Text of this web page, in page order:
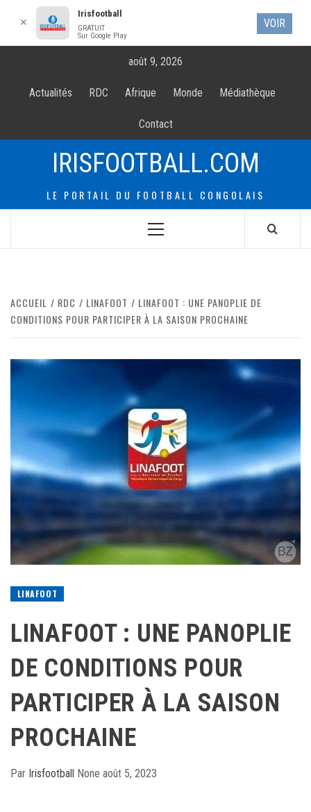
contenur
août 9, 2026
Actualités RDC Afrique Monde Médiathèque
Contact
IRISFOOTBALL.COM
LE PORTAIL DU FOOTBALL CONGOLAIS
Menu
ACCUEIL RDC LINAFOOT
LINAFOOT : UNE PANOPLIE DE
CONDITIONS POUR PARTICIPER À LA SAISON PROCHAINE
LINAFOOT
LINAFOOT : UNE PANOPLIE
DE CONDITIONS POUR
PARTICIPER À LA SAISON
PROCHAINE
Par Irisfootball None août 5, 2023
✕
Irisfootball
GRATUIT
Sur Google Play
VOIR